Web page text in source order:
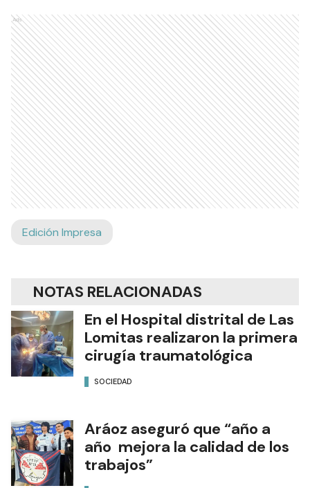
Ads
Edición Impresa
NOTAS RELACIONADAS
En el Hospital distrital de Las
Lomitas realizaron la primera
cirugía traumatológica
SOCIEDAD
Aráoz aseguró que “año a
año mejora la calidad de los
trabajos”